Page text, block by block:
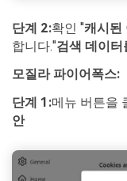
단계 2:확인 "캐시된
합니다."검색 데이
모질라 파이어폭스:
단계 1:메뉴 버튼을
안